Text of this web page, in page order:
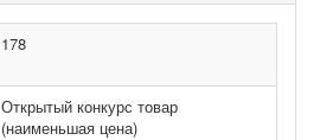
178
Открытый конкурс товар
(наименьшая цена)